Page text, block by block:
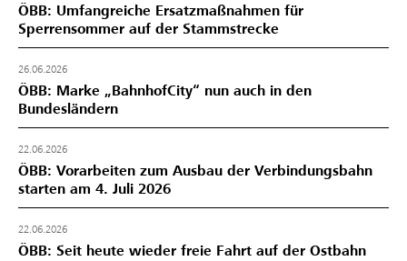
ÖBB: Umfangreiche Ersatzmaßnahmen für
Sperrensommer auf der Stammstrecke
26.06.2026
ÖBB: Marke „BahnhofCity“ nun auch in den
Bundesländern
22.06.2026
ÖBB: Vorarbeiten zum Ausbau der Verbindungsbahn
starten am 4. Juli 2026
22.06.2026
ÖBB: Seit heute wieder freie Fahrt auf der Ostbahn